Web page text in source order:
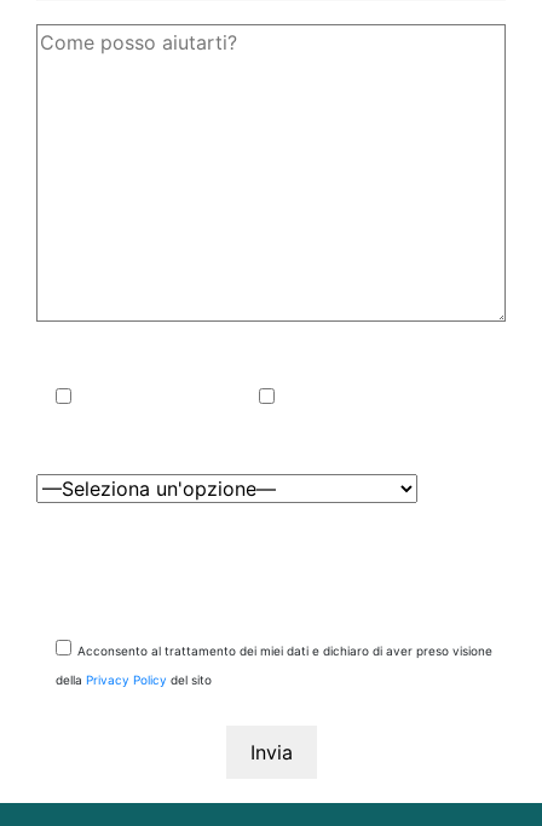
Acconsento al trattamento dei miei dati e dichiaro di aver preso visione
della Privacy Policy del sito